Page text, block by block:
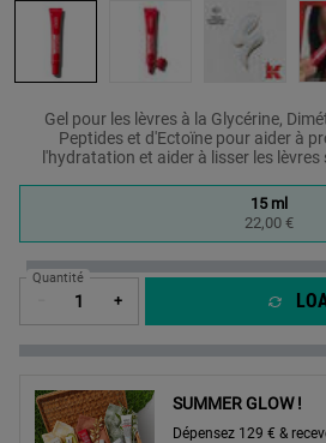
Gel pour les lèvres à la Glycérine,
Peptides et d'Ectoïne pour aider à
l'hydratation et aider à lisser les
Selected
15 ml
22,00 €
, 1 of 1
Quantité
+
SUMMER GLOW !
Dépensez 129 € &